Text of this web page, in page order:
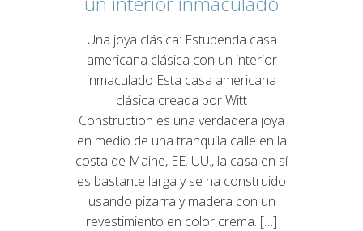
Una joya clásica: Estupenda casa
americana clásica con un interior
inmaculado Esta casa americana
clásica creada por Witt
Construction es una verdadera joya
en medio de una tranquila calle en la
costa de Maine, EE. UU., la casa en sí
es bastante larga y se ha construido
usando pizarra y madera con un
revestimiento en color crema. […]